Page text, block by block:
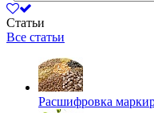
Статьи
Все статьи
Расшифровка